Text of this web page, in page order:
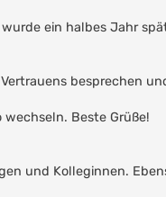
ein halbes Jahr
besprechen
Beste Grüße!
und Kolleginnen.